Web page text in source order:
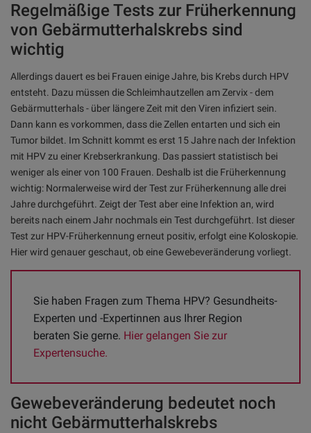
Regelmäßige Tests zur Früherkennung
von Gebärmutterhalskrebs sind
wichtig
Allerdings dauert es bei Frauen einige Jahre, bis Krebs durch HPV
entsteht. Dazu müssen die Schleimhautzellen am Zervix - dem
Gebärmutterhals - über längere Zeit mit den Viren infiziert sein.
Dann kann es vorkommen, dass die Zellen entarten und sich ein
Tumor bildet. Im Schnitt kommt es erst 15 Jahre nach der Infektion
mit HPV zu einer Krebserkrankung. Das passiert statistisch bei
weniger als einer von 100 Frauen. Deshalb ist die Früherkennung
wichtig: Normalerweise wird der Test zur Früherkennung alle drei
Jahre durchgeführt. Zeigt der Test aber eine Infektion an, wird
bereits nach einem Jahr nochmals ein Test durchgeführt. Ist dieser
Test zur HPV-Früherkennung erneut positiv, erfolgt eine Koloskopie.
Hier wird genauer geschaut, ob eine Gewebeveränderung vorliegt.
Sie haben Fragen zum Thema HPV? Gesundheits-
Experten und -Expertinnen aus Ihrer Region
beraten Sie gerne. Hier gelangen Sie zur
Expertensuche.
Gewebeveränderung bedeutet noch
nicht Gebärmutterhalskrebs